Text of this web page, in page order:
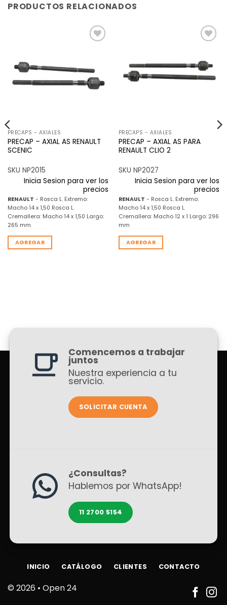
PRODUCTOS RELACIONADOS
deseos
PRECAPS - AXIALES
PRECAP – AXIAL AS RENAULT
SCENIC
SKU NP2015
Inicia Sesion para ver los
precios
RENAULT - Rosca L. Extremo:
Macho 14 x 1,50 Rosca L.
Cremallera: Macho 14 x 1,50 Largo:
265 mm
AGREGAR
lista de
deseos
PRECAPS - AXIALES
PRECAP – AXIAL AS PARA
RENAULT CLIO 2
SKU NP2027
Inicia Sesion para ver los
precios
RENAULT - Rosca L. Extremo:
Macho 14 x 1,50 Rosca L.
Cremallera: Macho 12 x 1 Largo: 296
mm
AGREGAR
Comencemos a trabajar
juntos
Nuestra experiencia a tu
servicio.
SOLICITAR CUENTA
¿Consultas?
Hablemos por WhatsApp!
11 2700 5154
© 2026 • Open 24
INICIO CATÁLOGO CLIENTES CONTACTO